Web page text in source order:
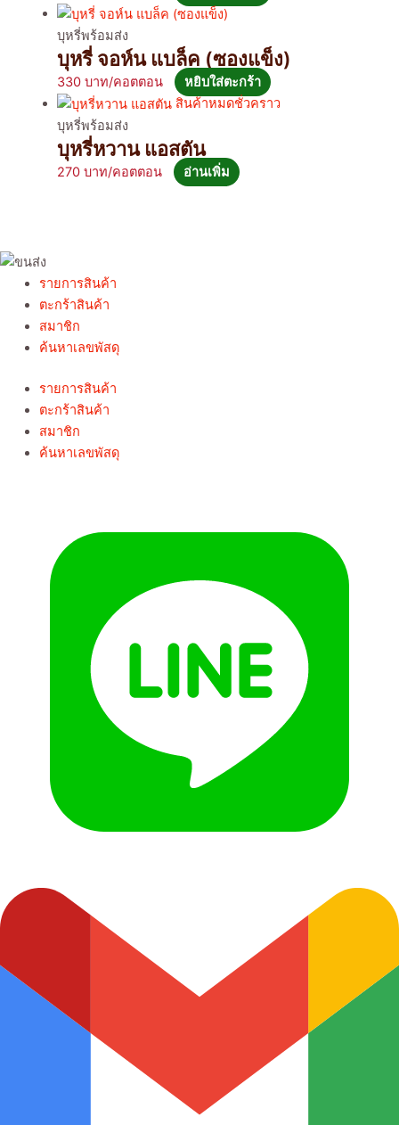
บุหรี่พร้อมส่ง
บุหรี่ จอห์น แบล็ค (ซองแข็ง)
330
หยิบใส่ตะกร้า
สินค้าหมดชั่วคราว
บุหรี่พร้อมส่ง
บุหรี่หวาน แอสตัน
270 อ่านเพิ่ม
รายการสินค้า
ตะกร้าสินค้า
สมาชิก
ค้นหาเลขพัสดุ
รายการสินค้า
ตะกร้าสินค้า
สมาชิก
ค้นหาเลขพัสดุ